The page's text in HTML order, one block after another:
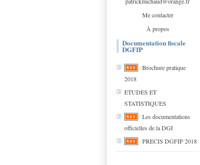
Me contacter
À propos
Documentation fiscale
DGFIP
Brochure pratique
2018
ETUDES ET
STATISTIQUES
Les documentations
officielles de la DGI
PRECIS DGFIP 2018